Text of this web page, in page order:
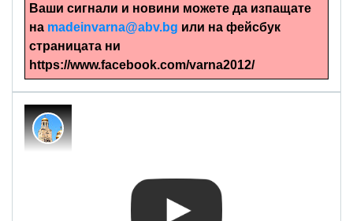
Ваши сигнали и новини можете да изпащате
на madeinvarna@abv.bg или на фейсбук
страницата ни
https://www.facebook.com/varna2012/